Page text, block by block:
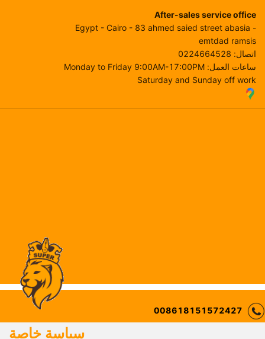
After-sales service office
Egypt - Cairo - 83 ahmed saied street abasia -
emtdad ramsis
اتصال:
0224664528
ساعات العمل:
Monday to Friday 9:00AM-17:00PM
Saturday and Sunday off work
008618151572427
سياسة خاصة